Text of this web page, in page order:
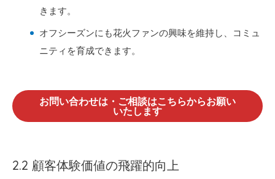
きます。
オフシーズンにも花火ファンの興味を維持し、コミュ
ニティを育成できます。
お問い合わせは・ご相談はこちらからお願い
いたします
2.2 顧客体験価値の飛躍的向上